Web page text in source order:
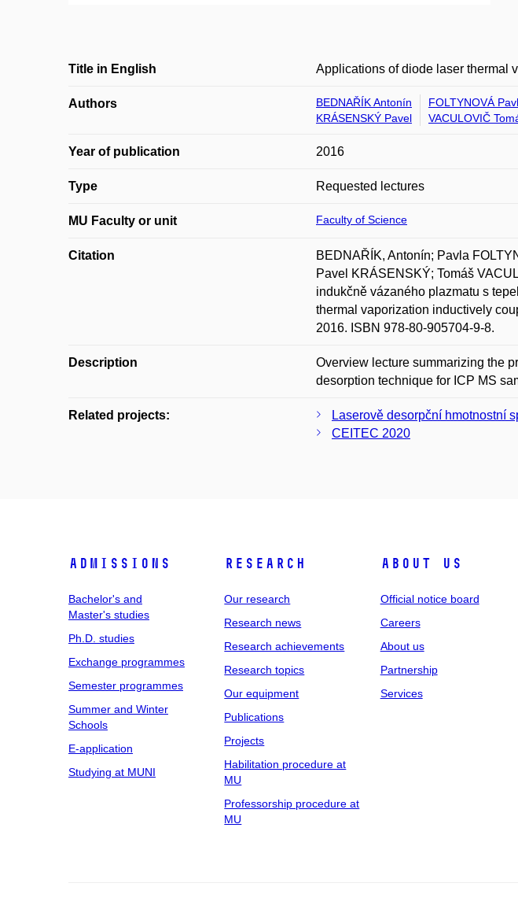
Title in English Applications of diode laser thermal
Authors BEDNAŘÍK Antonín FOLTYNOVÁ
KRÁSENSKÝ Pavel
VACULOVIČ
Year of publication 2016
Type Requested lectures
MU Faculty or unit Faculty of Science
Citation
BEDNAŘÍK, Antonín; Pavla
Pavel KRÁSENSKÝ; Tomáš
indukčně vázaného plazmatu s
thermal vaporization inductively
2016. ISBN 978-80-905704-9-8.
Description
Overview lecture summarizing the
desorption technique for ICP MS
Related projects:
Laserově desorpční hmotnostní
CEITEC 2020
Admissions
Bachelor's and
Master's studies
Ph.D. studies
Exchange programmes
Semester programmes
Summer and Winter
Schools
E-application
Studying at MUNI
Research
Our research
Research news
Research achievements
Research topics
Our equipment
Publications
Projects
Habilitation procedure at
MU
Professorship procedure at
MU
About us
Official notice board
Careers
About us
Partnership
Services